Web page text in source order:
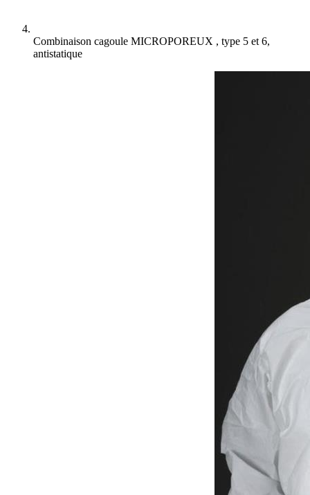
Combinaison cagoule MICROPOREUX , type 5 et 6,
antistatique